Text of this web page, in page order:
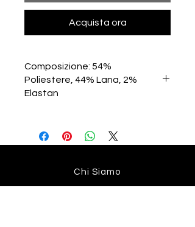
Acquista ora
Composizione: 54%
Poliestere, 44% Lana, 2%
Elastan
Chi Siamo